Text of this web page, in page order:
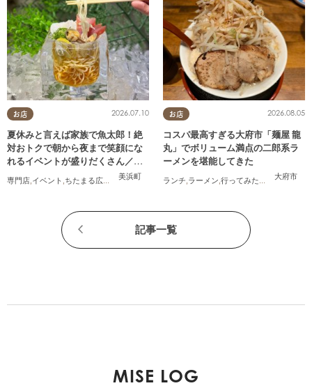
お店
美浜町
2026.07.10
夏休みと言えば家族で魚太郎！絶
対おトクで朝から夜まで笑顔にな
れるイベントが盛りだくさん／ち
たまる広告
専門店,イベント ,ちたまる広告 家族
お店
大府市
2026.08.05
コスパ最高すぎる大府市「麺屋 龍
丸」でボリューム満点の二郎系ラ
ーメンを堪能してきた
ランチ,ラーメン,行ってみたレポ ,おひとり
記事一覧
MISE LOG